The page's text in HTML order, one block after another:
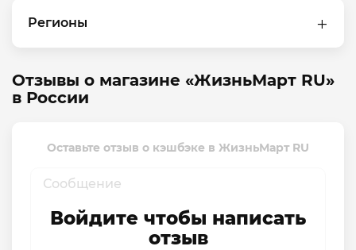
Регионы
Отзывы о магазине «ЖизньМарт RU»
в России
Оставьте отзыв о кэшбэке в ЖизньМарт RU
Войдите чтобы написать
отзыв